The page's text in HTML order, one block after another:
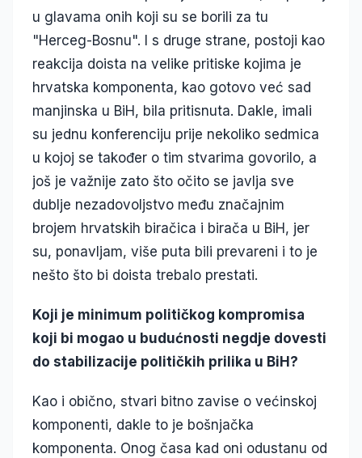
u glavama onih koji su se borili za tu
"Herceg-Bosnu". I s druge strane, postoji kao
reakcija doista na velike pritiske kojima je
hrvatska komponenta, kao gotovo već sad
manjinska u BiH, bila pritisnuta. Dakle, imali
su jednu konferenciju prije nekoliko sedmica
u kojoj se također o tim stvarima govorilo, a
još je važnije zato što očito se javlja sve
dublje nezadovoljstvo među značajnim
brojem hrvatskih biračica i birača u BiH, jer
su, ponavljam, više puta bili prevareni i to je
nešto što bi doista trebalo prestati.
Koji je minimum političkog kompromisa
koji bi mogao u budućnosti negdje dovesti
do stabilizacije političkih prilika u BiH?
Kao i obično, stvari bitno zavise o većinskoj
komponenti, dakle to je bošnjačka
komponenta. Onog časa kad oni odustanu od